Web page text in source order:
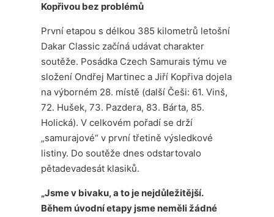
Kopřivou bez problémů
První etapou s délkou 385 kilometrů letošní
Dakar Classic začíná udávat charakter
soutěže. Posádka Czech Samurais týmu ve
složení Ondřej Martinec a Jiří Kopřiva dojela
na výborném 28. místě (další Češi: 61. Vinš,
72. Hušek, 73. Pazdera, 83. Bárta, 85.
Holická). V celkovém pořadí se drží
„samurajové“ v první třetině výsledkové
listiny. Do soutěže dnes odstartovalo
pětadevadesát klasiků.
„Jsme v bivaku, a to je nejdůležitější.
Během úvodní etapy jsme neměli žádné